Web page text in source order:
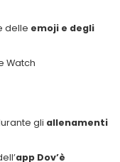
delle emoji e degli
Watch
gli allenamenti
app Dov’è